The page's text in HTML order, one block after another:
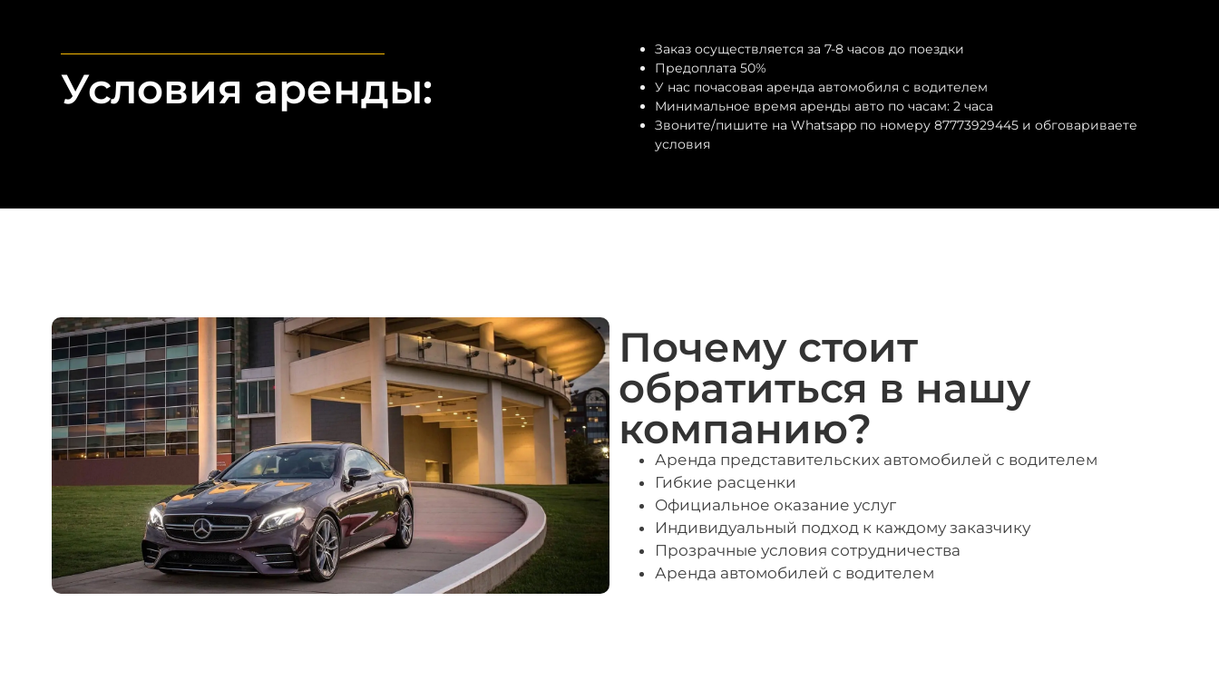
Условия аренды:
Заказ осуществляется за 7-8 часов до поездки
Предоплата 50%
У нас почасовая аренда автомобиля с водителем
Минимальное время аренды авто по часам: 2 часа
Звоните/пишите на Whatsapp по номеру 87773929445 и обговариваете
условия
Почему стоит
обратиться в нашу
компанию?
Аренда представительских автомобилей с водителем
Гибкие расценки
Официальное оказание услуг
Индивидуальный подход к каждому заказчику
Прозрачные условия сотрудничества
Аренда автомобилей с водителем